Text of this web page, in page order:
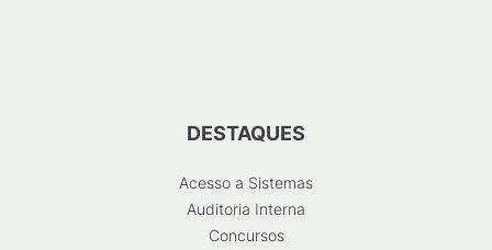
DESTAQUES
Acesso a Sistemas
Auditoria Interna
Concursos